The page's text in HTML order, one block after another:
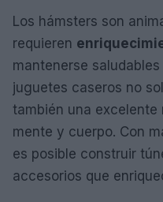
Los hámsters son
requieren
mantenerse
juguetes caseros no
también una excelente
mente y cuerpo. Con
es posible construir
accesorios que